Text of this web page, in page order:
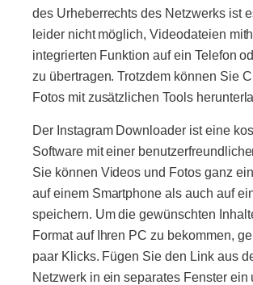
des Urheberrechts des Netzwerks ist
leider nicht möglich, Videodateien
integrierten Funktion auf ein Telefon
zu übertragen. Trotzdem können Sie
Fotos mit zusätzlichen Tools
Der Instagram Downloader ist eine
Software mit einer
Sie können Videos und Fotos ganz
auf einem Smartphone als auch auf
speichern. Um die gewünschten
Format auf Ihren PC zu bekommen,
paar Klicks. Fügen Sie den Link aus
Netzwerk in ein separates Fenster ein